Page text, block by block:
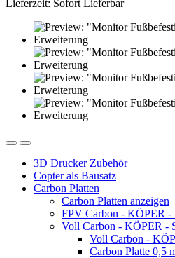
Lieferzeit: Sofort Lieferbar
3D Drucker Zubehör
Copter als Bausatz
Carbon Platten
Carbon Platten anzeigen
FPV Carbon - KÖPER -
Voll Carbon - KÖPER -
Voll Carbon -
Carbon Platte 0,5